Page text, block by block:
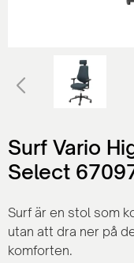
Surf Vario
Select
Surf är en stol som
utan att dra ner på
komforten.